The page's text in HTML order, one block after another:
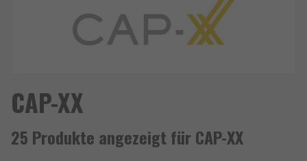
CAP-XX
25 Produkte angezeigt für CAP-XX